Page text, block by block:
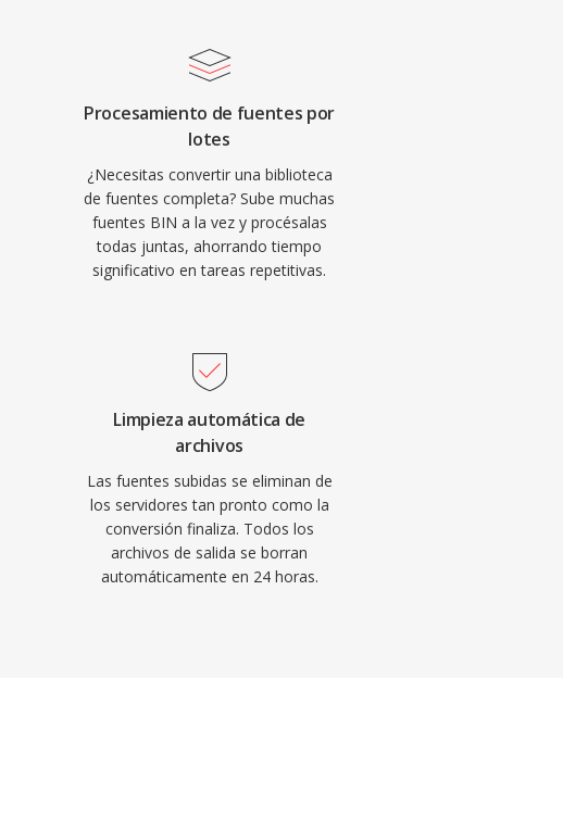
Procesamiento de fuentes por
lotes
¿Necesitas convertir una biblioteca
de fuentes completa? Sube muchas
fuentes BIN a la vez y procésalas
todas juntas, ahorrando tiempo
significativo en tareas repetitivas.
Limpieza automática de
archivos
Las fuentes subidas se eliminan de
los servidores tan pronto como la
conversión finaliza. Todos los
archivos de salida se borran
automáticamente en 24 horas.